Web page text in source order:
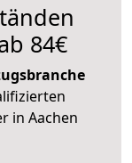
84€
in Aachen